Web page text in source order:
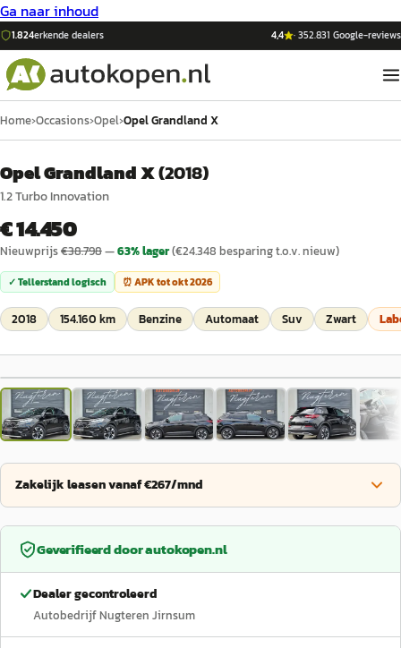
Ga naar inhoud
1.824erkende dealers 4,4 ·352.831 Google-reviews
Home›Occasions›Opel›Opel Grandland X
Opel Grandland X(2018)
1.2 Turbo Innovation
€ 14.450
Nieuwprijs€38.798—63% lager(€24.348 besparing t.o.v. nieuw)
✓ Tellerstand logisch ⏰ APK totokt 2026
2018 154.160 km Benzine Automaat Suv Zwart
1/29
Zakelijk leasen vanaf €267/mnd
Geverifieerd doorautokopen.nl
Dealer gecontroleerd
Autobedrijf Nugteren Jirnsum